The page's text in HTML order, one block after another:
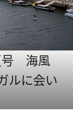
号 海風
ルに会い